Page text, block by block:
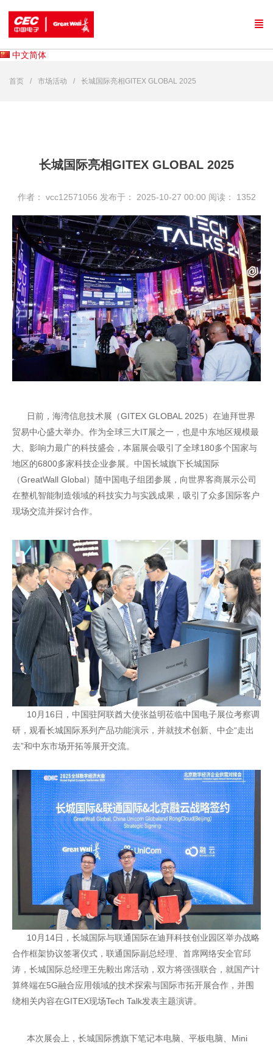
中文简体
首页 市场活动 长城国际亮相GITEX GLOBAL 2025
长城国际亮相GITEX GLOBAL 2025
作者： vcc12571056 发布于： 2025-10-27 00:00 阅读： 1352
日前，海湾信息技术展（GITEX GLOBAL 2025）在迪拜世界
贸易中心盛大举办。作为全球三大IT展之一，也是中东地区规模最
大、影响力最广的科技盛会，本届展会吸引了全球180多个国家与
地区的6800多家科技企业参展。中国长城旗下长城国际
（GreatWall Global）随中国电子组团参展，向世界客商展示公司
在整机智能制造领域的科技实力与实践成果，吸引了众多国际客户
现场交流并探讨合作。
10月16日，中国驻阿联酋大使张益明莅临中国电子展位考察调
研，观看长城国际系列产品功能演示，并就技术创新、中企“走出
去”和中东市场开拓等展开交流。
10月14日，长城国际与联通国际在迪拜科技创业园区举办战略
合作框架协议签署仪式，联通国际副总经理、首席网络安全官邱
涛，长城国际总经理王先毅出席活动，双方将强强联合，就国产计
算终端在5G融合应用领域的技术探索与国际市拓开展合作，并围
绕相关内容在GITEX现场Tech Talk发表主题演讲。
本次展会上，长城国际携旗下笔记本电脑、平板电脑、 Mini